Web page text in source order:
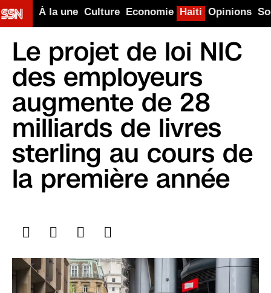
À la une Culture Economie Haiti Opinions
Le projet de loi NIC
des employeurs
augmente de 28
milliards de livres
sterling au cours de
la première année